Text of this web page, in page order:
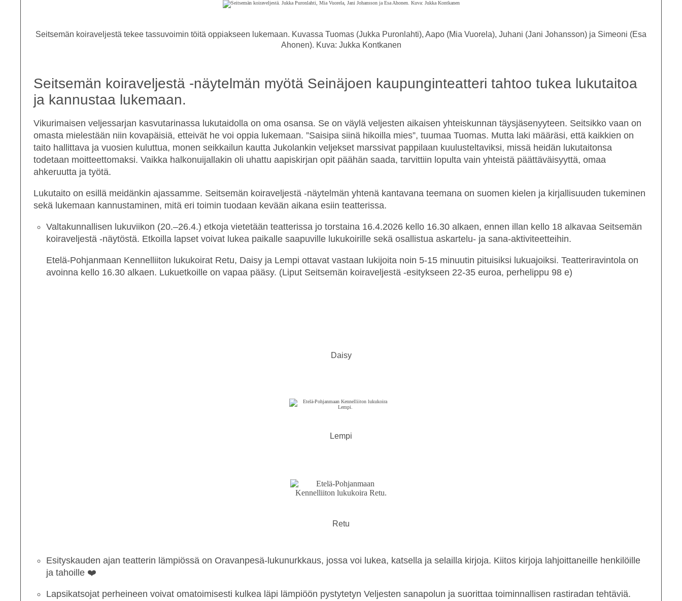
Seitsemän koiraveljestä tekee tassuvoimin töitä oppiakseen lukemaan. Kuvassa Tuomas (Jukka Puronlahti), Aapo (Mia Vuorela), Juhani (Jani Johansson) ja Simeoni (Esa
Ahonen). Kuva: Jukka Kontkanen
Seitsemän koiraveljestä -näytelmän myötä Seinäjoen kaupunginteatteri tahtoo tukea lukutaitoa
ja kannustaa lukemaan.
Vikurimaisen veljessarjan kasvutarinassa lukutaidolla on oma osansa. Se on väylä veljesten aikaisen yhteiskunnan täysjäsenyyteen. Seitsikko vaan on
omasta mielestään niin kovapäisiä, etteivät he voi oppia lukemaan. ”Saisipa siinä hikoilla mies”, tuumaa Tuomas. Mutta laki määräsi, että kaikkien on
taito hallittava ja vuosien kuluttua, monen seikkailun kautta Jukolankin veljekset marssivat pappilaan kuulusteltaviksi, missä heidän lukutaitonsa
todetaan moitteettomaksi. Vaikka halkonuijallakin oli uhattu aapiskirjan opit päähän saada, tarvittiin lopulta vain yhteistä päättäväisyyttä, omaa
ahkeruutta ja työtä.
Lukutaito on esillä meidänkin ajassamme. Seitsemän koiraveljestä -näytelmän yhtenä kantavana teemana on suomen kielen ja kirjallisuuden tukeminen
sekä lukemaan kannustaminen, mitä eri toimin tuodaan kevään aikana esiin teatterissa.
Valtakunnallisen lukuviikon (20.–26.4.) etkoja vietetään teatterissa jotorstaina 16.4.2026 kello 16.30 alkaen, ennen illan kello 18 alkavaa Seitsemän
koiraveljestä -näytöstä. Etkoilla lapset voivat lukea paikalle saapuville lukukoirille sekä osallistua askartelu- ja sana-aktiviteetteihin.
Etelä-Pohjanmaan Kennelliiton lukukoirat Retu, Daisy ja Lempi ottavat vastaan lukijoita noin 5-15 minuutin pituisiksi lukuajoiksi. Teatteriravintola on
avoinna kello 16.30 alkaen. Lukuetkoille on vapaa pääsy. (Liput Seitsemän koiraveljestä -esitykseen 22-35 euroa, perhelippu 98 e)
Daisy
Lempi
Retu
Esityskauden ajan teatterin lämpiössä on Oravanpesä-lukunurkkaus, jossa voi lukea, katsella ja selailla kirjoja. Kiitos kirjoja lahjoittaneille henkilöille
ja tahoille ❤️
Lapsikatsojat perheineen voivat omatoimisesti kulkea läpi lämpiöön pystytetyn Veljesten sanapolun ja suorittaa toiminnallisen rastiradan tehtäviä.